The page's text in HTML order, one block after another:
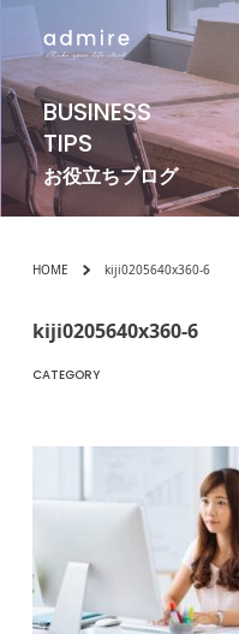
BUSINESS
TIPS
お役立ちブログ
HOME kiji0205640x360-6
kiji0205640x360-6
CATEGORY